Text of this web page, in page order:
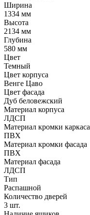
Ширина
1334 мм
Высота
2134 мм
Глубина
580 мм
Цвет
Темный
Цвет корпуса
Венге Цаво
Цвет фасада
Дуб беловежский
Материал корпуса
ЛДСП
Материал кромки каркаса
ПВХ
Материал кромки фасада
ПВХ
Материал фасада
ЛДСП
Тип
Распашной
Количество дверей
3 шт.